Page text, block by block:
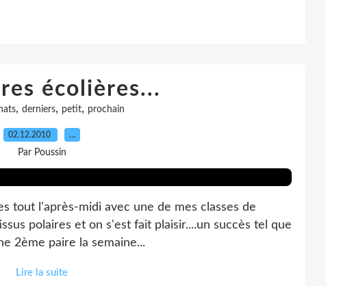
écolières...
, derniers, petit, prochain
02.12.2010 …
Par Poussin
tout l'après-midi avec une de mes classes de
polaires et on s'est fait plaisir....un succès tel que
2ème paire la semaine...
Lire la suite